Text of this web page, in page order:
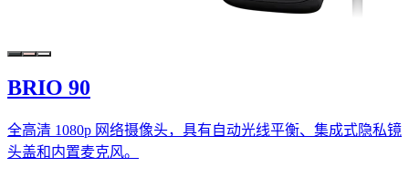
BRIO 90
全高清 1080p 网络摄像头，具有自动光线平衡、集成式隐私镜
头盖和内置麦克风。